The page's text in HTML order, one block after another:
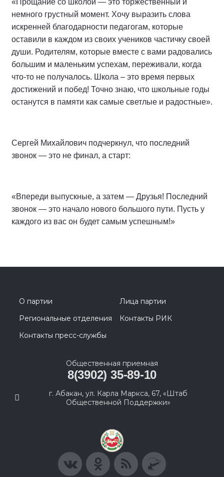
«Прощание со школой — это торжественный и
немного грустный момент. Хочу выразить слова
искренней благодарности педагогам, которые
оставили в каждом из своих учеников частичку своей
души. Родителям, которые вместе с вами радовались
большим и маленьким успехам, переживали, когда
что-то не получалось. Школа – это время первых
достижений и побед! Точно знаю, что школьные годы
останутся в памяти как самые светлые и радостные».
Сергей Михайлович подчеркнул, что последний
звонок — это не финал, а старт:
«Впереди выпускные, а затем — Друзья! Последний
звонок — это начало нового большого пути. Пусть у
каждого из вас он будет самым успешным!»
О партии
Лица партии
Региональные отделения
Контакты РИК
Контакты пресс-службы
Общественная приемная
8(3902) 35-89-10
г. Абакан, ул. Карла Маркса, 67, «Штаб
Общественной Поддержки»